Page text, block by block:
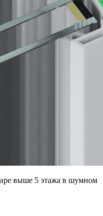
выше 5 этажа в шумном